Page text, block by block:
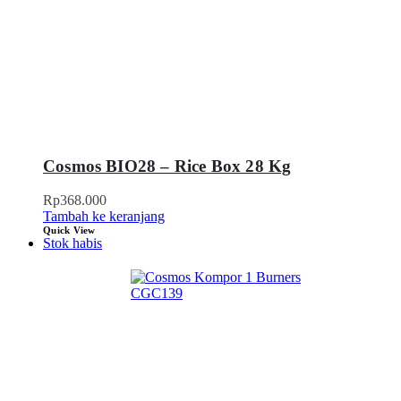
Cosmos BIO28 – Rice Box 28 Kg
Rp368.000
Tambah ke keranjang
Quick View
Stok habis